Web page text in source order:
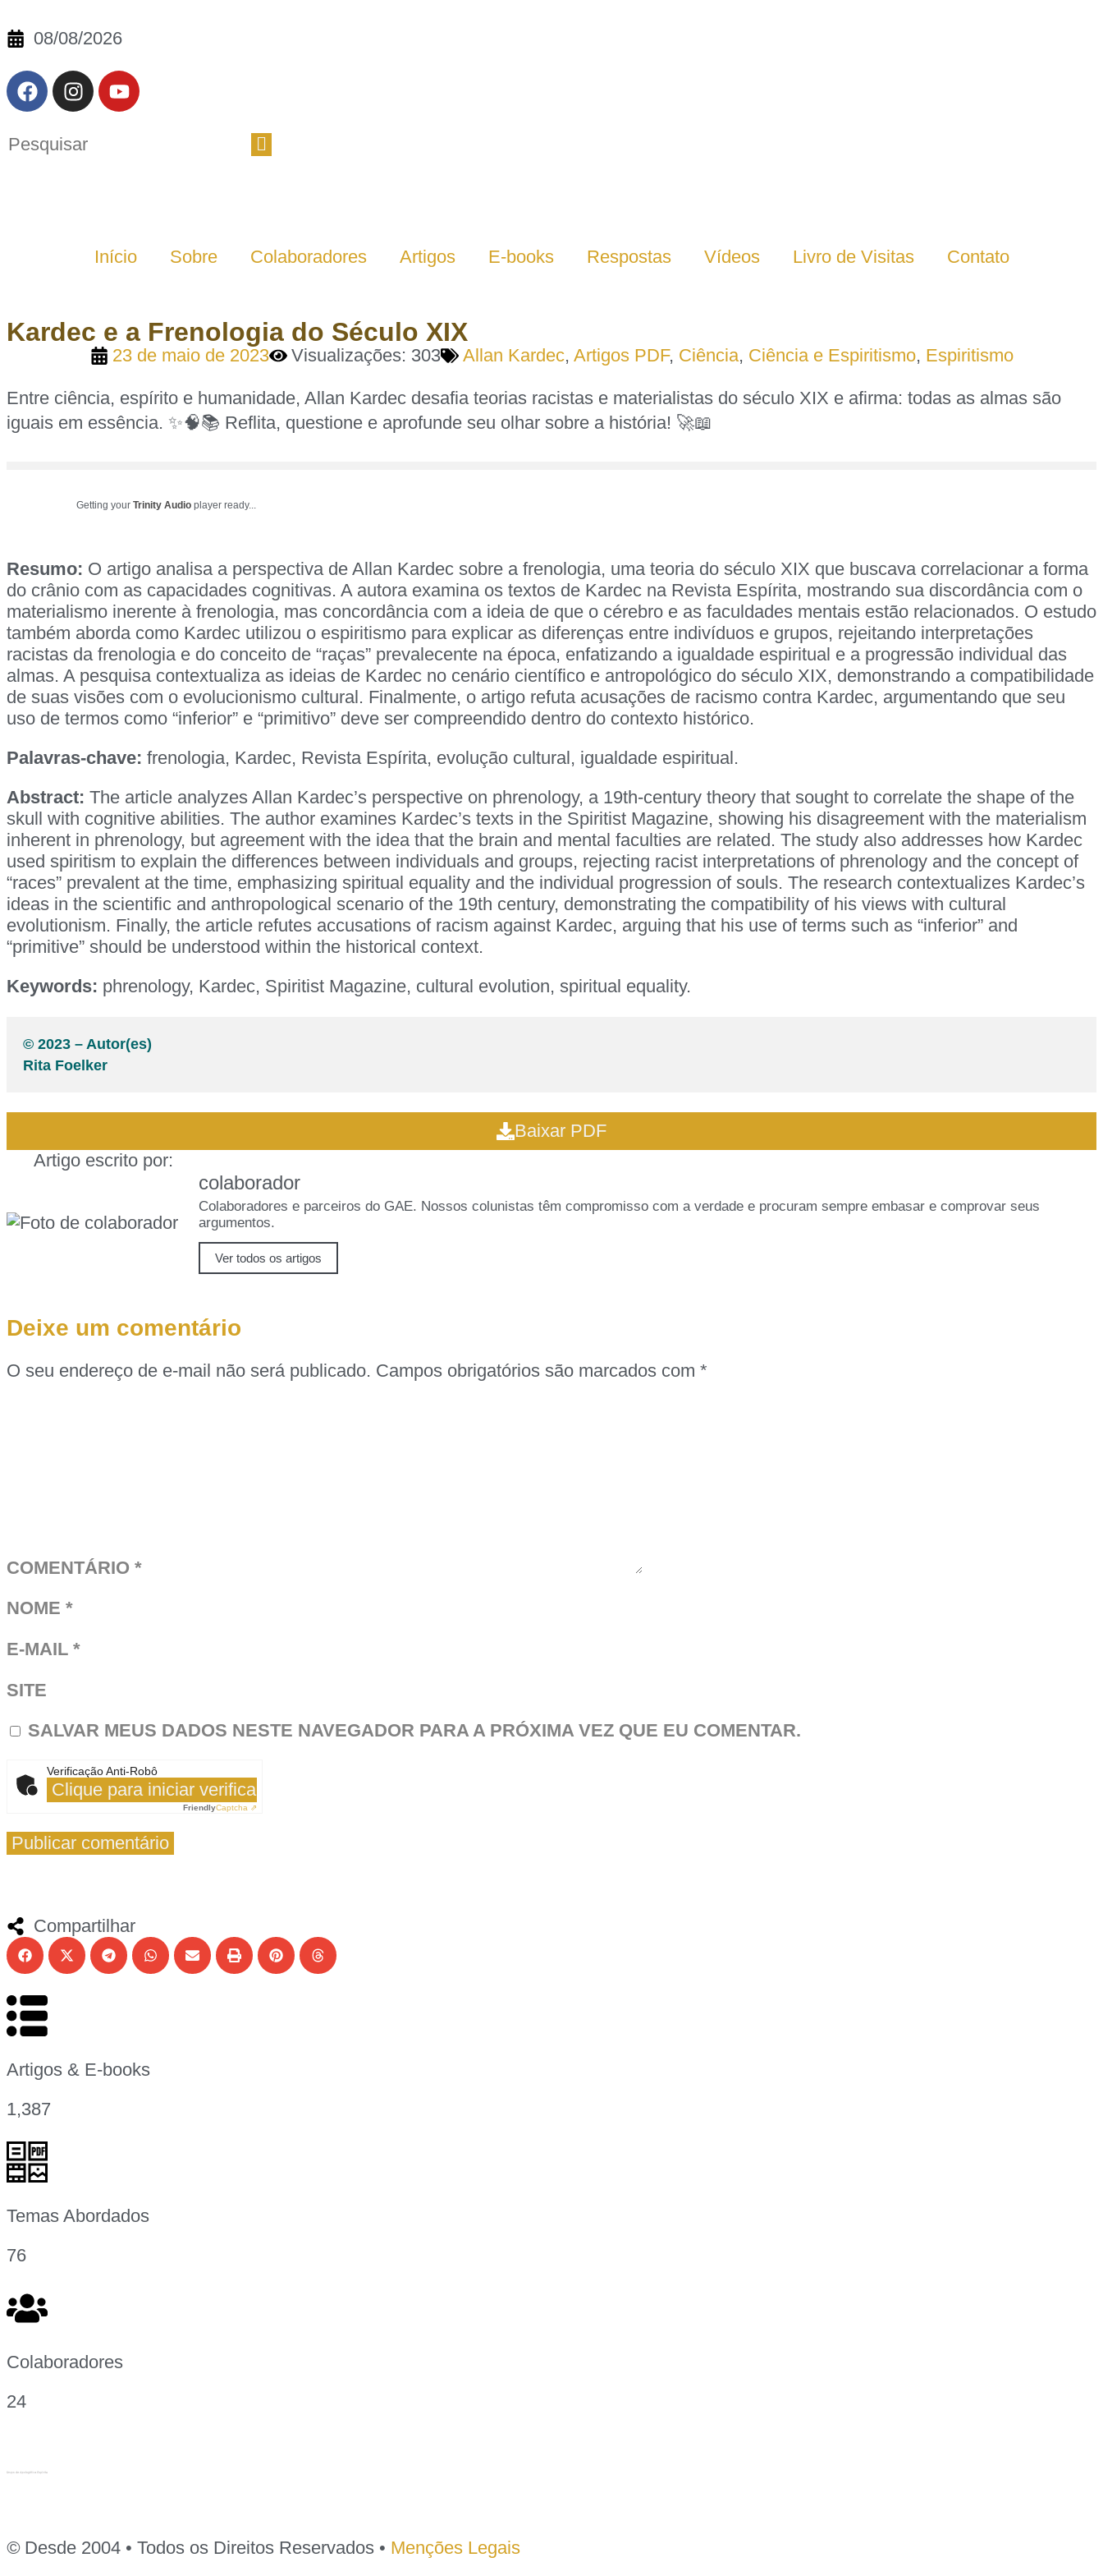
08/08/2026
Início Sobre Colaboradores Artigos E-books Respostas Vídeos Livro de Visitas Contato
Kardec e a Frenologia do Século XIX
23 de maio de 2023 Visualizações: 303 Allan Kardec, Artigos PDF, Ciência, Ciência e Espiritismo, Espiritismo
Entre ciência, espírito e humanidade, Allan Kardec desafia teorias racistas e materialistas do século XIX e afirma: todas as almas são
iguais em essência. ✨🧠📚 Reflita, questione e aprofunde seu olhar sobre a história! 🚀📖
Getting your Trinity Audio player ready...
Resumo: O artigo analisa a perspectiva de Allan Kardec sobre a frenologia, uma teoria do século XIX que buscava correlacionar a forma
do crânio com as capacidades cognitivas. A autora examina os textos de Kardec na Revista Espírita, mostrando sua discordância com o
materialismo inerente à frenologia, mas concordância com a ideia de que o cérebro e as faculdades mentais estão relacionados. O estudo
também aborda como Kardec utilizou o espiritismo para explicar as diferenças entre indivíduos e grupos, rejeitando interpretações
racistas da frenologia e do conceito de “raças” prevalecente na época, enfatizando a igualdade espiritual e a progressão individual das
almas. A pesquisa contextualiza as ideias de Kardec no cenário científico e antropológico do século XIX, demonstrando a compatibilidade
de suas visões com o evolucionismo cultural. Finalmente, o artigo refuta acusações de racismo contra Kardec, argumentando que seu
uso de termos como “inferior” e “primitivo” deve ser compreendido dentro do contexto histórico.
Palavras-chave: frenologia, Kardec, Revista Espírita, evolução cultural, igualdade espiritual.
Abstract: The article analyzes Allan Kardec’s perspective on phrenology, a 19th-century theory that sought to correlate the shape of the
skull with cognitive abilities. The author examines Kardec’s texts in the Spiritist Magazine, showing his disagreement with the materialism
inherent in phrenology, but agreement with the idea that the brain and mental faculties are related. The study also addresses how Kardec
used spiritism to explain the differences between individuals and groups, rejecting racist interpretations of phrenology and the concept of
“races” prevalent at the time, emphasizing spiritual equality and the individual progression of souls. The research contextualizes Kardec’s
ideas in the scientific and anthropological scenario of the 19th century, demonstrating the compatibility of his views with cultural
evolutionism. Finally, the article refutes accusations of racism against Kardec, arguing that his use of terms such as “inferior” and
“primitive” should be understood within the historical context.
Keywords: phrenology, Kardec, Spiritist Magazine, cultural evolution, spiritual equality.
© 2023 – Autor(es)
Rita Foelker
Baixar PDF
Artigo escrito por:
colaborador
Colaboradores e parceiros do GAE. Nossos colunistas têm compromisso com a verdade e procuram sempre embasar e comprovar seus
argumentos.
Ver todos os artigos
Deixe um comentário
O seu endereço de e-mail não será publicado. Campos obrigatórios são marcados com *
COMENTÁRIO *
NOME *
E-MAIL *
SITE
SALVAR MEUS DADOS NESTE NAVEGADOR PARA A PRÓXIMA VEZ QUE EU COMENTAR.
Verificação Anti-Robô
Clique para iniciar verificação
FriendlyCaptcha ⇗
Compartilhar
Artigos & E-books
1,387
Temas Abordados
76
Colaboradores
24
©Desde 2004 • Todos os Direitos Reservados • Menções Legais